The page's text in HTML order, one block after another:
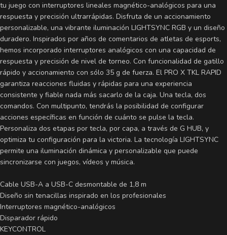
tu juego con interruptores lineales magnético-analógicos para una
respuesta y precisión ultrarrápidas. Disfruta de un accionamiento
personalizable, una vibrante iluminación LIGHTSYNC RGB y un diseño
duradero. Inspirados por años de comentarios de atletas de esports,
hemos incorporado interruptores analógicos con una capacidad de
respuesta y precisión de nivel de torneo. Con funcionalidad de gatillo
rápido y accionamiento con sólo 35 g de fuerza. El PRO X TKL RAPID
garantiza reacciones fluidas y rápidas para una experiencia
consistente y fiable nada más sacarlo de la caja. Una tecla, dos
comandos. Con multipunto, tendrás la posibilidad de configurar
acciones específicas en función de cuánto se pulse la tecla.
Personaliza dos etapas por tecla, por capa, a través de G HUB, y
optimiza tu configuración para la victoria. La tecnología LIGHTSYNC
permite una iluminación dinámica y personalizable que puede
sincronizarse con juegos, vídeos y música.
Cable USB-A a USB-C desmontable de 1,8 m
Diseño sin tenacillas inspirado en los profesionales
Interruptores magnético-analógicos
Disparador rápido
KEYCONTROL